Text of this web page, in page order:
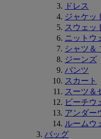
ドレス
ジャケッ
スウェッ
ニットウ
シャツ＆
ジーンズ
パンツ
スカート
スーツ＆
ビーチウ
アンダー
ルームウ
バッグ